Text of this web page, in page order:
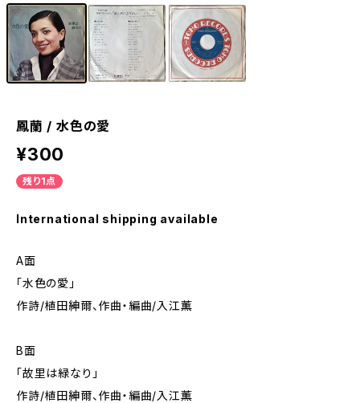
鳳蘭 / 水色の愛
¥300
残り1点
International shipping available
A面
「水色の愛」
作詩/植田紳爾、作曲・編曲/入江薫
B面
「故里は緑なり」
作詩/植田紳爾、作曲・編曲/入江薫